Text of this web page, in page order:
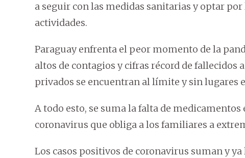
a seguir con las medidas sanitarias y optar
actividades.
Paraguay enfrenta el peor momento de la
altos de contagios y cifras récord de fallecidos
privados se encuentran al límite y sin lugares
A todo esto, se suma la falta de
coronavirus que obliga a los familiares a
Los casos positivos de coronavirus suman y